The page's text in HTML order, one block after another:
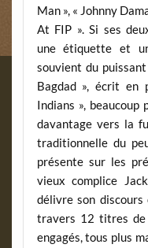
Man », « Johnny
At FIP ». Si ses
une étiquette et
souvient du
Bagdad », écrit en
Indians », beaucoup
davantage vers la
traditionnelle du
présente sur les
vieux complice
délivre son discours
travers 12 titres de
engagés, tous plus